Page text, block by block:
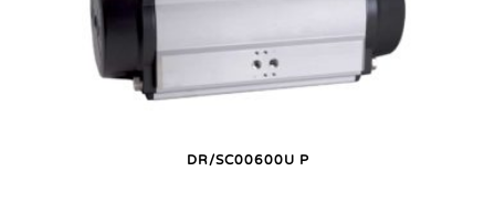
DR/SC00600U P